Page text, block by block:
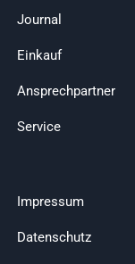
Journal
Einkauf
Ansprechpartner
Service
Impressum
Datenschutz